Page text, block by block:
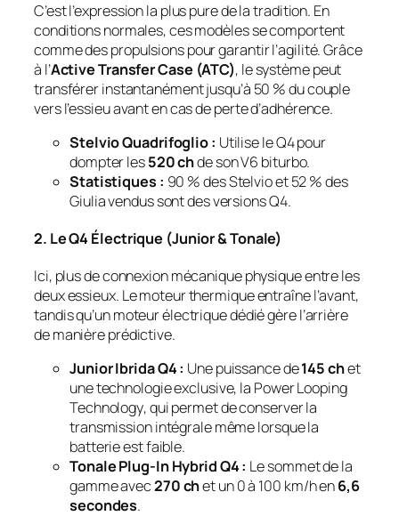
C’est l’expression la plus pure de la tradition. En
conditions normales, ces modèles se comportent
comme des propulsions pour garantir l’agilité. Grâce
à l’Active Transfer Case (ATC), le système peut
transférer instantanément jusqu’à 50 % du couple
vers l’essieu avant en cas de perte d’adhérence.
Stelvio Quadrifoglio : Utilise le Q4 pour
dompter les520 chde son V6 biturbo.
Statistiques : 90 % des Stelvio et 52 % des
Giulia vendus sont des versions Q4.
2. Le Q4 Électrique (Junior & Tonale)
Ici, plus de connexion mécanique physique entre les
deux essieux. Le moteur thermique entraîne l’avant,
tandis qu’un moteur électrique dédié gère l’arrière
de manière prédictive.
Junior Ibrida Q4 : Une puissance de145 chet
une technologie exclusive, la Power Looping
Technology, qui permet de conserver la
transmission intégrale même lorsque la
batterie est faible.
Tonale Plug-In Hybrid Q4 : Le sommet de la
gamme avec270 chet un 0 à 100 km/h en6,6
secondes.